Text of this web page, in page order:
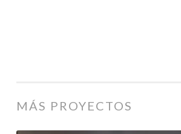
MÁS PROYECTOS